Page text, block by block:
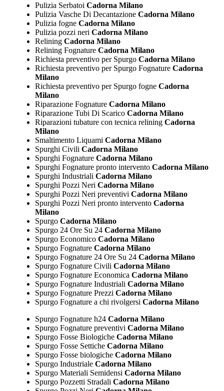
Pulizia Serbatoi Cadorna Milano
Pulizia Vasche Di DecantazioneCadorna Milano
Pulizia fogneCadorna Milano
Pulizia pozzi neri Cadorna Milano
ReliningCadorna Milano
Relining FognatureCadorna Milano
Richiesta preventivo per SpurgoCadorna Milano
Richiesta preventivo per Spurgo FognatureCadorna
Milano
Richiesta preventivo per Spurgo fogneCadorna
Milano
Riparazione FognatureCadorna Milano
Riparazione Tubi Di ScaricoCadorna Milano
Riparazioni tubature con tecnica reliningCadorna
Milano
Smaltimento Liquami Cadorna Milano
Spurghi Civili Cadorna Milano
Spurghi FognatureCadorna Milano
Spurghi Fognature pronto interventoCadorna Milano
Spurghi Industriali Cadorna Milano
Spurghi Pozzi Neri Cadorna Milano
Spurghi Pozzi Neri preventivi Cadorna Milano
Spurghi Pozzi Neri pronto interventoCadorna
Milano
SpurgoCadorna Milano
Spurgo 24 Ore Su 24Cadorna Milano
Spurgo EconomicoCadorna Milano
Spurgo FognatureCadorna Milano
Spurgo Fognature 24 Ore Su 24Cadorna Milano
Spurgo Fognature Civili Cadorna Milano
Spurgo Fognature Economica Cadorna Milano
Spurgo Fognature Industriali Cadorna Milano
Spurgo Fognature Prezzi Cadorna Milano
Spurgo Fognature a chi rivolgersi Cadorna Milano
Spurgo Fognature h24Cadorna Milano
Spurgo Fognature preventivi Cadorna Milano
Spurgo Fosse BiologicheCadorna Milano
Spurgo Fosse SetticheCadorna Milano
Spurgo Fosse biologicheCadorna Milano
Spurgo IndustrialeCadorna Milano
Spurgo Materiali Semidensi Cadorna Milano
Spurgo Pozzetti Stradali Cadorna Milano